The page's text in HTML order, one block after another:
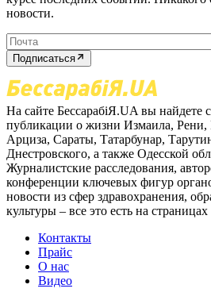
новости.
Подписаться
На сайте БессарабіЯ.UA вы найдете
публикации о жизни Измаила, Рени,
Арциза, Сараты, Татарбунар,
Днестровского, а также Одесской
Журналистские расследования,
конференции ключевых фигур
новости из сфер здравохранения,
культуры – все это есть на страницах
Контакты
Прайс
О нас
Видео